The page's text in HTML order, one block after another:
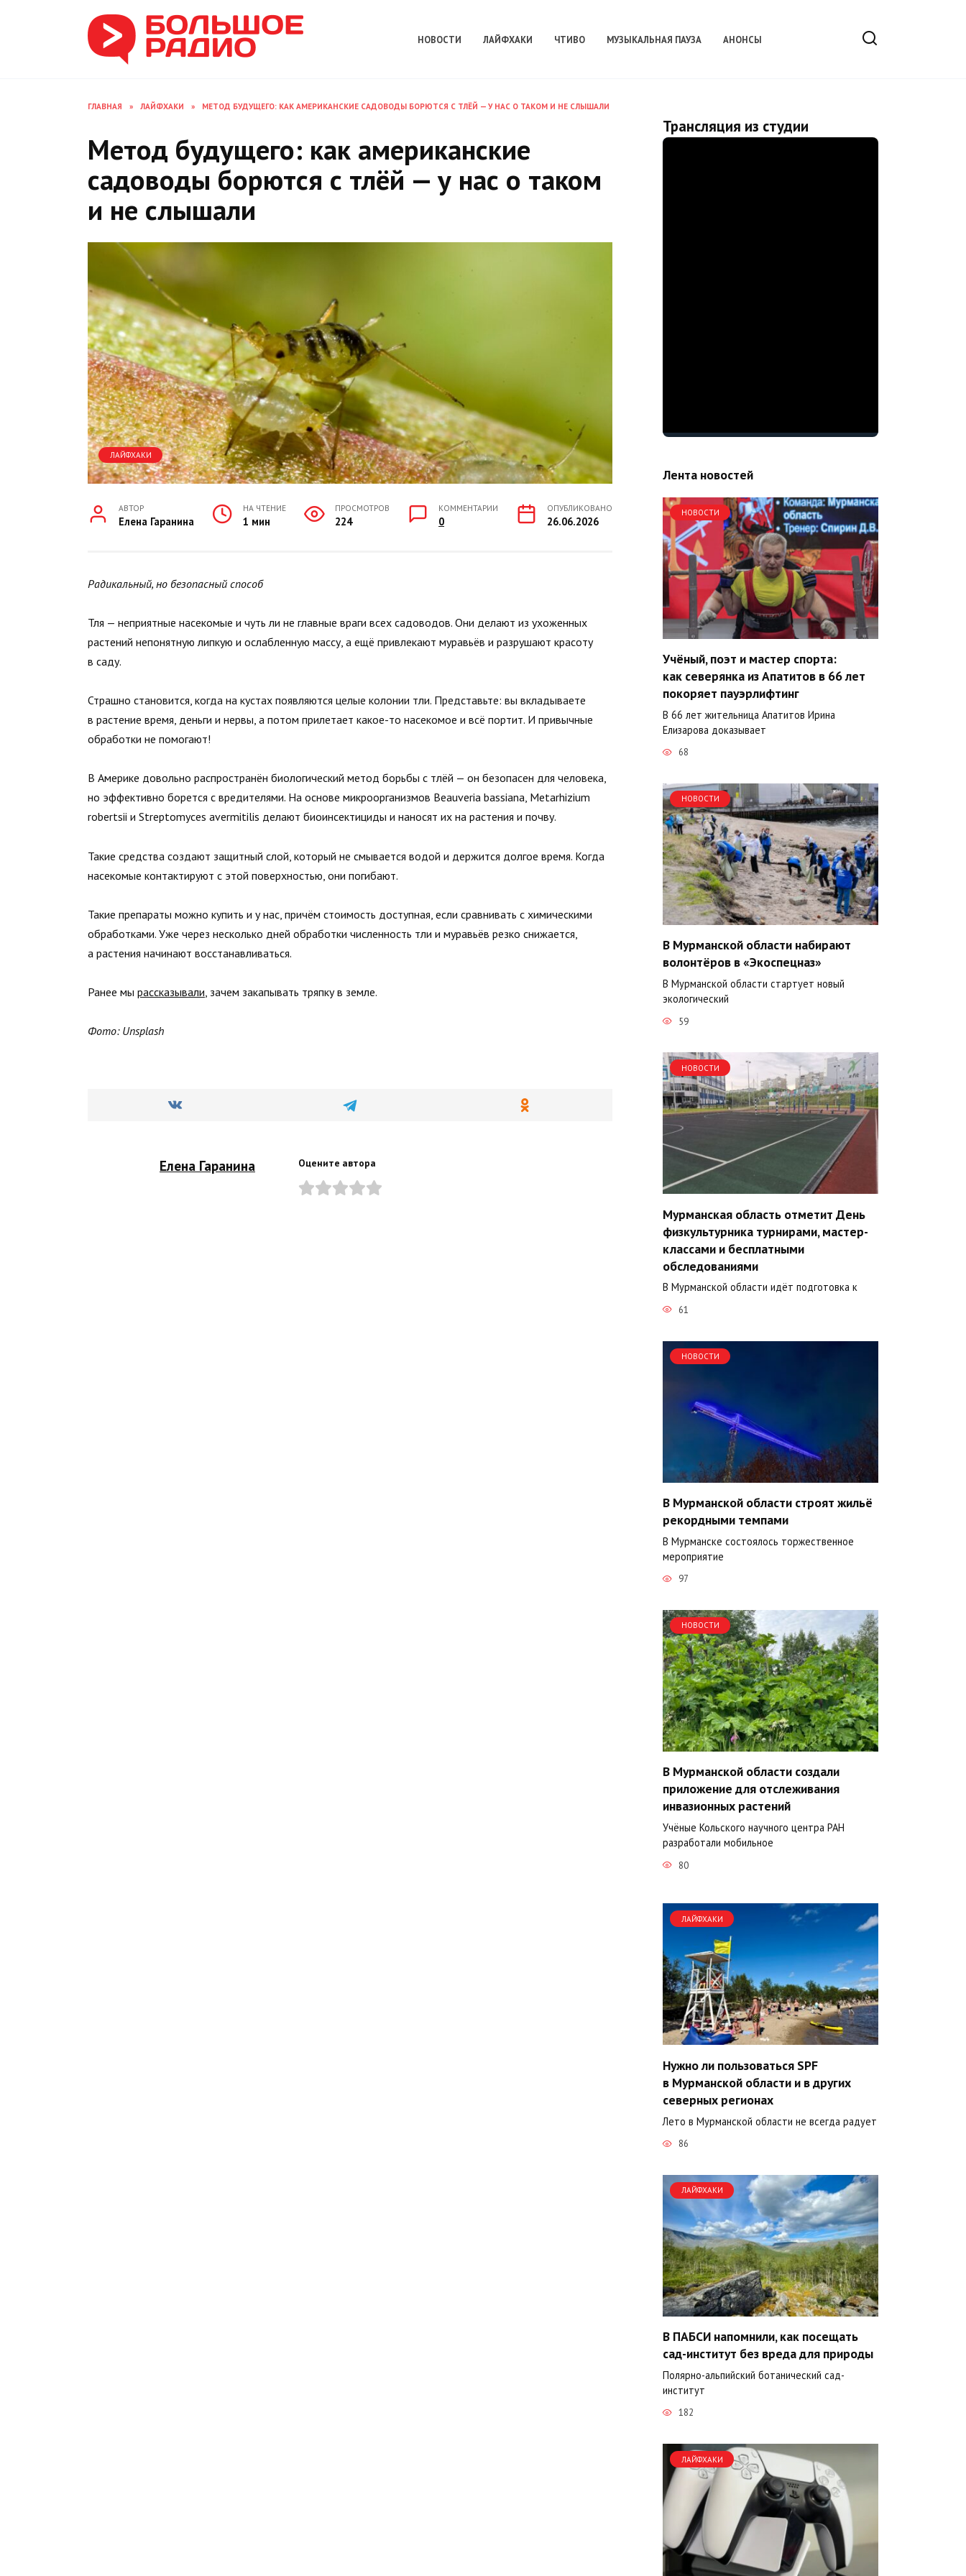
НОВОСТИ ЛАЙФХАКИ ЧТИВО МУЗЫКАЛЬНАЯ ПАУЗА АНОНСЫ
ГЛАВНАЯ » ЛАЙФХАКИ » МЕТОД БУДУЩЕГО: КАК АМЕРИКАНСКИЕ САДОВОДЫ БОРЮТСЯ С ТЛЁЙ — У НАС О ТАКОМ И НЕ СЛЫШАЛИ
Метод будущего: как американские
садоводы борются с тлёй — у нас о таком
и не слышали
ЛАЙФХАКИ
АВТОР
Елена Гаранина
НА ЧТЕНИЕ
1 мин
ПРОСМОТРОВ
224
КОММЕНТАРИИ
0
ОПУБЛИКОВАНО
26.06.2026
Радикальный, но безопасный способ
Тля — неприятные насекомые и чуть ли не главные враги всех садоводов. Они делают из ухоженных
растений непонятную липкую и ослабленную массу, а ещё привлекают муравьёв и разрушают красоту
в саду.
Страшно становится, когда на кустах появляются целые колонии тли. Представьте: вы вкладываете
в растение время, деньги и нервы, а потом прилетает какое-то насекомое и всё портит. И привычные
обработки не помогают!
В Америке довольно распространён биологический метод борьбы с тлёй — он безопасен для человека,
но эффективно борется с вредителями. На основе микроорганизмов Beauveria bassiana, Metarhizium
robertsii и Streptomyces avermitilis делают биоинсектициды и наносят их на растения и почву.
Такие средства создают защитный слой, который не смывается водой и держится долгое время. Когда
насекомые контактируют с этой поверхностью, они погибают.
Такие препараты можно купить и у нас, причём стоимость доступная, если сравнивать с химическими
обработками. Уже через несколько дней обработки численность тли и муравьёв резко снижается,
а растения начинают восстанавливаться.
Ранее мы рассказывали , зачем закапывать тряпку в земле.
Фото: Unsplash
Елена Гаранина Оцените автора
Трансляция из студии
Лента новостей
НОВОСТИ
Учёный, поэт и мастер спорта:
как северянка из Апатитов в 66 лет
покоряет пауэрлифтинг
В 66 лет жительница Апатитов Ирина
Елизарова доказывает
68
НОВОСТИ
В Мурманской области набирают
волонтёров в «Экоспецназ»
В Мурманской области стартует новый
экологический
59
НОВОСТИ
Мурманская область отметит День
физкультурника турнирами, мастер-
классами и бесплатными
обследованиями
В Мурманской области идёт подготовка к
61
НОВОСТИ
В Мурманской области строят жильё
рекордными темпами
В Мурманске состоялось торжественное
мероприятие
97
НОВОСТИ
В Мурманской области создали
приложение для отслеживания
инвазионных растений
Учёные Кольского научного центра РАН
разработали мобильное
80
ЛАЙФХАКИ
Нужно ли пользоваться SPF
в Мурманской области и в других
северных регионах
Лето в Мурманской области не всегда радует
86
ЛАЙФХАКИ
В ПАБСИ напомнили, как посещать
сад-институт без вреда для природы
Полярно-альпийский ботанический сад-
институт
182
ЛАЙФХАКИ